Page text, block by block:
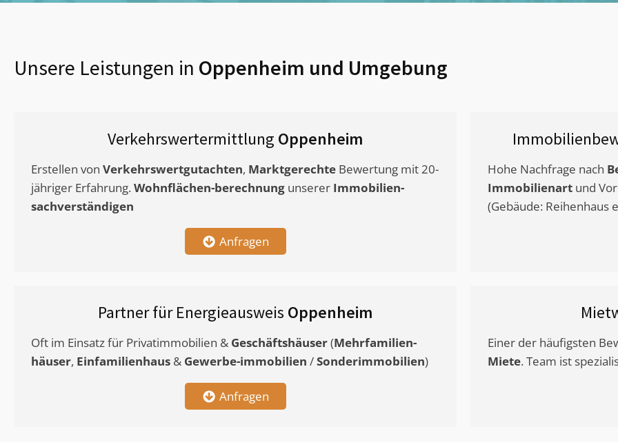
Unsere Leistungen in Oppenheim und Umgebung
Verkehrswertermittlung Oppenheim
Erstellen von Verkehrswertgutachten, Marktgerechte Bewertung mit 20-
jähriger Erfahrung. Wohnflächen-berechnung unserer Immobilien-
sachverständigen
Anfragen
Hohe Nachfrage nach
Immobilienart und
(Gebäude: Reihenhaus
Partner für Energieausweis Oppenheim
Oft im Einsatz für Privatimmobilien & Geschäftshäuser(Mehrfamilien-
häuser, Einfamilienhaus & Gewerbe-immobilien /Sonderimmobilien)
Anfragen
Einer der häufigsten
Miete. Team ist